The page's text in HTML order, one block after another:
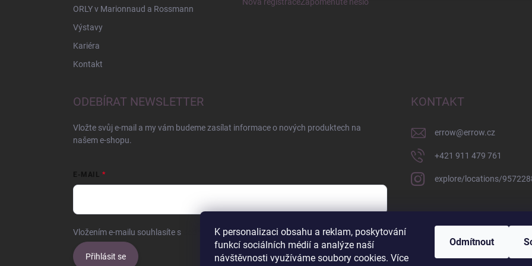
K personalizaci obsahu a reklam, poskytování
funkcí sociálních médií a analýze naší
návštěvnosti využíváme soubory cookies. Více
Odmítnout
ORLY v Marionnaud a Rossmann
Výstavy
Kariéra
Kontakt
ODEBÍRAT NEWSLETTER
Vložte svůj e-mail a my vám budeme zasílat informace o nových produktech na
našem e-shopu.
E-MAIL
Vložením e-mailu souhlasíte s podmínkami ochrany osobních údajů
Přihlásit se
KONTAKT
errow@errow.cz
+421 911 479 761
explore/locations/